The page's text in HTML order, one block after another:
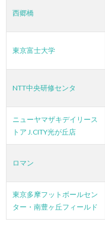
西郷橋
東京富士大学
NTT中央研修センタ
ニューヤマザキデイリース
トア J.CITY光が丘店
ロマン
東京多摩フットボールセン
ター・南豊ヶ丘フィールド